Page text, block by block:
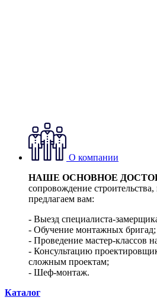
О компании
НАШЕ ОСНОВНОЕ
сопровождение
предлагаем вам:
- Выезд специалиста-
- Обучение монтажных бригад;
- Проведение мастер-классов
- Консультацию
сложным проектам;
- Шеф-монтаж.
Каталог